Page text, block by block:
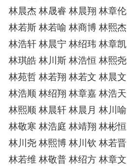
林晨杰 林晟睿 林晨翔 林章伦
林若斯 林若喻 林商博 林熙杰
林浩轩 林晨宁 林绍玮 林章凯
林琪皓 林川斯 林浩恒 林熙尧
林苑哲 林若翔 林若文 林晨文
林浩顺 林绍翔 林章嘉 林浩天
林熙顺 林晨轩 林晨月 林川喻
林敬寒 林浩庭 林靖翔 林彬恒
林川尧 林熙博 林川钦 林若晋
林若维 林敬普 林绍方 林章文